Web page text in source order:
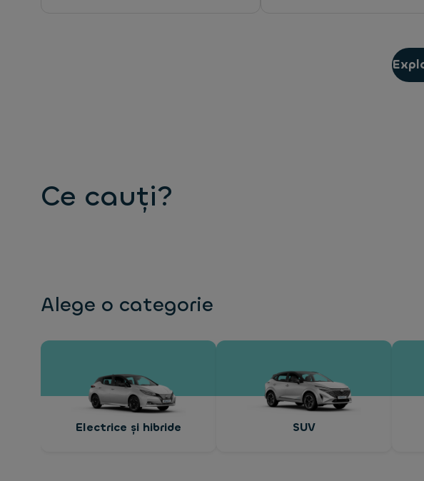
Ce cauți?
Alege o categorie
Electrice și hibride SUV